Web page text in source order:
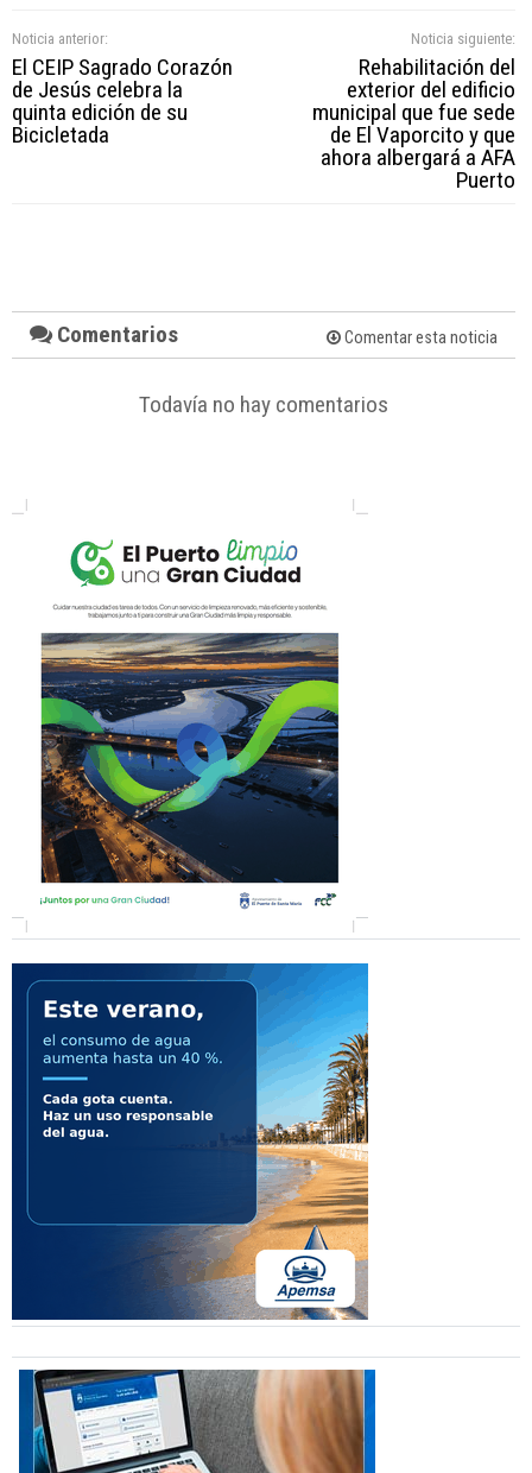
Noticia anterior:
El CEIP Sagrado Corazón
de Jesús celebra la
quinta edición de su
Bicicletada
Noticia siguiente:
Rehabilitación del
exterior del edificio
municipal que fue sede
de El Vaporcito y que
ahora albergará a AFA
Puerto
Comentarios Comentar esta noticia
Todavía no hay comentarios